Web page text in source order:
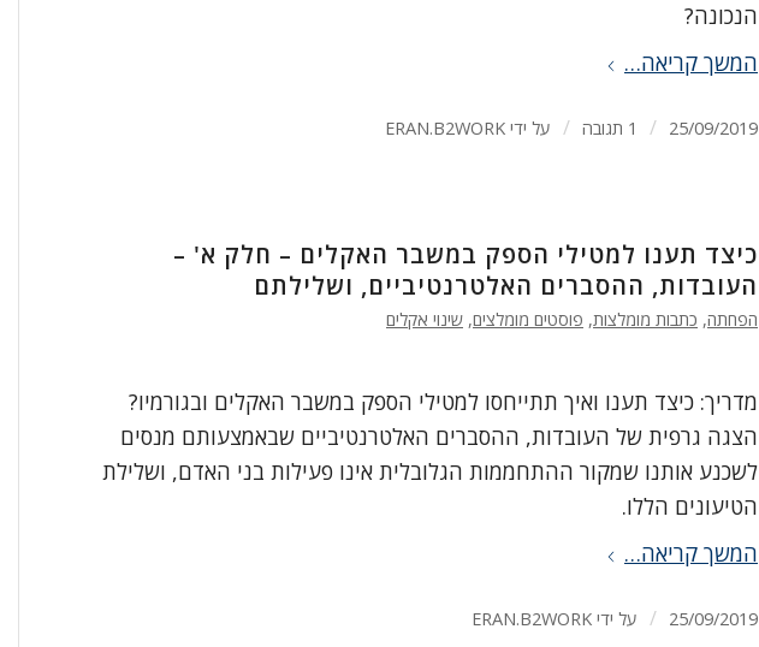
הנכונה?
המשך קריאה…
25/09/2019
/ 1 תגובה / על ידי ERAN.B2WORK
כיצד תענו למטילי הספק במשבר האקלים – חלק א' –
העובדות, ההסברים האלטרנטיביים, ושלילתם
הפחתה, כתבות מומלצות, פוסטים מומלצים, שינוי אקלים
מדריך: כיצד תענו ואיך תתייחסו למטילי הספק במשבר האקלים ובגורמיו?
הצגה גרפית של העובדות, ההסברים האלטרנטיביים שבאמצעותם מנסים
לשכנע אותנו שמקור ההתחממות הגלובלית אינו פעילות בני האדם, ושלילת
הטיעונים הללו.
המשך קריאה…
25/09/2019
/ על ידי ERAN.B2WORK